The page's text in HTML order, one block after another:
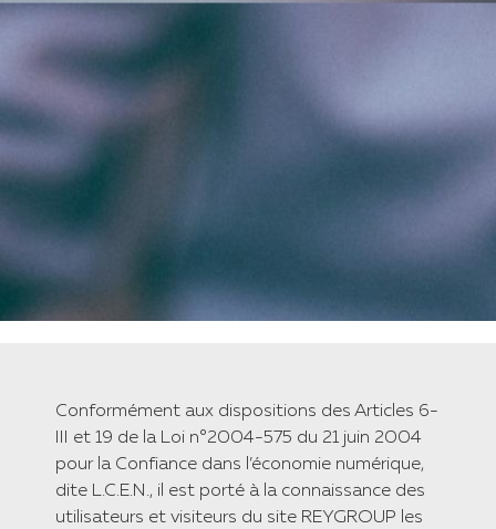
Conformément aux dispositions des Articles 6-
III et 19 de la Loi n°2004-575 du 21 juin 2004
pour la Confiance dans l’économie numérique,
dite L.C.E.N., il est porté à la connaissance des
utilisateurs et visiteurs du site REYGROUP les